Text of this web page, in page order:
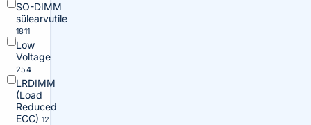
SO-DIMM
sülearvutile
1811
Low
Voltage
254
LRDIMM
(Load
Reduced
ECC) 12